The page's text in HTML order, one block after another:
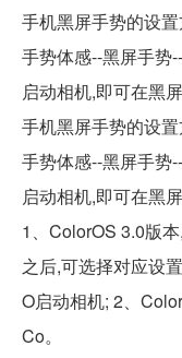
手机黑屏手势的设
手势体感--黑屏手势
启动相机,即可在黑
手机黑屏手势的设
手势体感--黑屏手势
启动相机,即可在黑
1、ColorOS 3.0版
之后,可选择对应设
O启动相机; 2、
Co。